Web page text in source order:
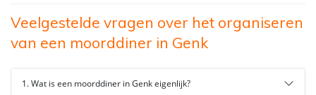
Veelgestelde vragen over het organiseren
van een moorddiner in Genk
1. Wat is een moorddiner in Genk eigenlijk?